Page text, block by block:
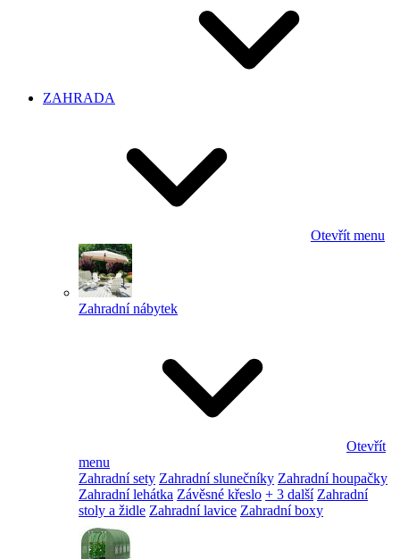
ZAHRADA
Otevřít menu
Zahradní nábytek
Otevřít
menu
Zahradní sety Zahradní slunečníky Zahradní houpačky
Zahradní lehátka Závěsné křeslo + 3 další Zahradní
stoly a židle Zahradní lavice Zahradní boxy